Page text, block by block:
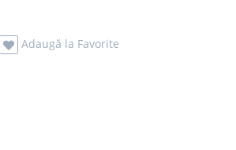
Adaugă la Favorite